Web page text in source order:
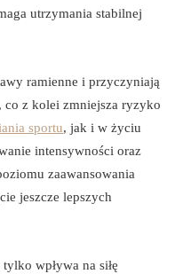
utrzymania stabilnej
ramienne i przyczyniają
z kolei zmniejsza ryzyko
sportu, jak i w życiu
intensywności oraz
zaawansowania
jeszcze lepszych
tylko wpływa na siłę